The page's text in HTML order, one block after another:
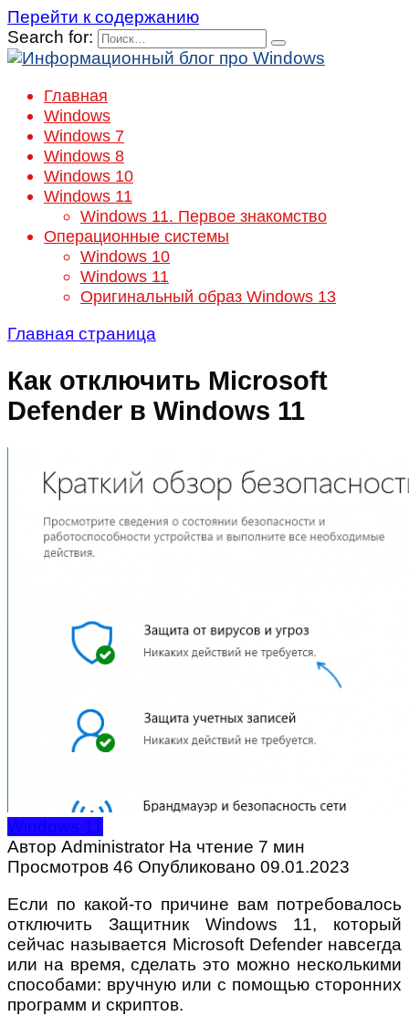
Перейти к содержанию
Search for:
Главная
Windows
Windows 7
Windows 8
Windows 10
Windows 11
Windows 11. Первое знакомство
Операционные системы
Windows 10
Windows 11
Оригинальный образ Windows 13
Главная страница
Как отключить Microsoft
Defender в Windows 11
Windows 11
Автор Administrator На чтение 7 мин
Просмотров 46 Опубликовано 09.01.2023
Если по какой-то причине вам потребовалось
отключить Защитник Windows 11, который
сейчас называется Microsoft Defender навсегда
или на время, сделать это можно несколькими
способами: вручную или с помощью сторонних
программ и скриптов.